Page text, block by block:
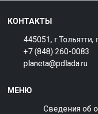
КОНТАКТЫ
445051, г.Тольятти,
+7 (848) 260-0083
planeta@pdlada.ru
МЕНЮ
Сведения об